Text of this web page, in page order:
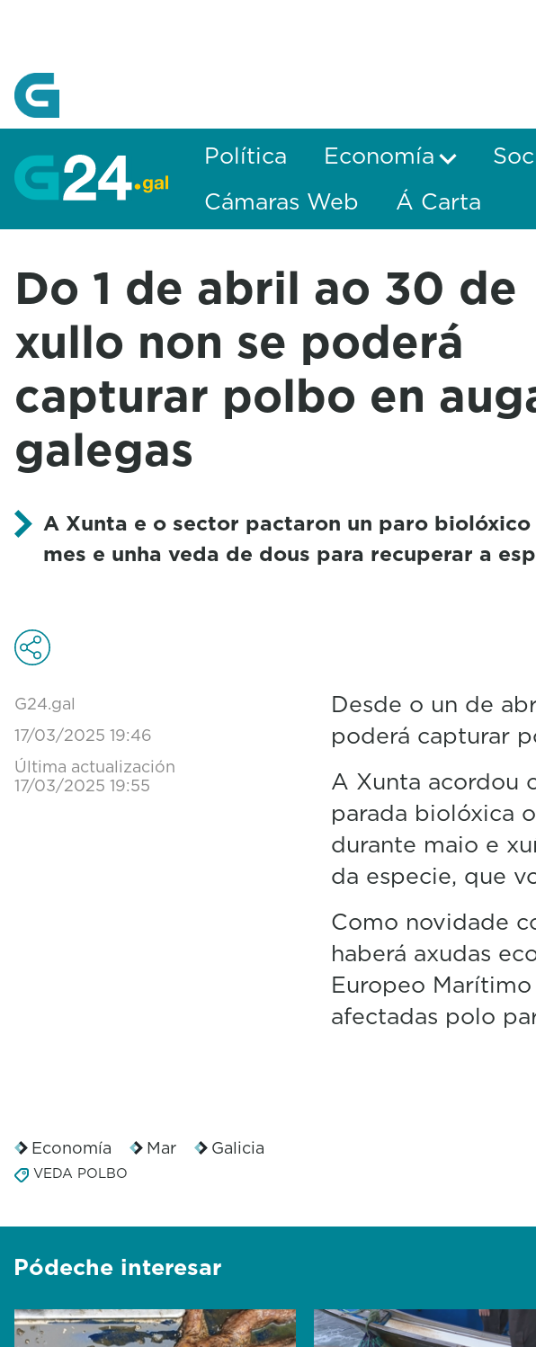
Política Economía
Cámaras Web
Á Carta
Do 1 de abril ao 30 de
xullo non se poderá
capturar polbo en
galegas
A Xunta e o sector pactaron un paro biolóxico
mes e unha veda de dous para recuperar a
G24.gal
17/03/2025 19:46
Última actualización
17/03/2025 19:55
Desde o un de
poderá capturar
A Xunta acordou
parada biolóxica
durante maio e
da especie, que
Como novidade
haberá axudas
Europeo
afectadas polo
Economía Mar Galicia
VEDA POLBO
Pódeche interesar